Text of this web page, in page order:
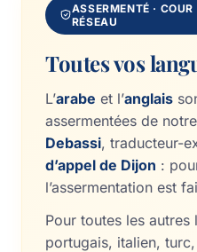
ASSERMENTÉ ·
RÉSEAU
Toutes vos
L’arabe et l’anglais
assermentées de
Debassi, traducteur-
d’appel de Dijon :
l’assermentation est
Pour toutes les
portugais, italien,